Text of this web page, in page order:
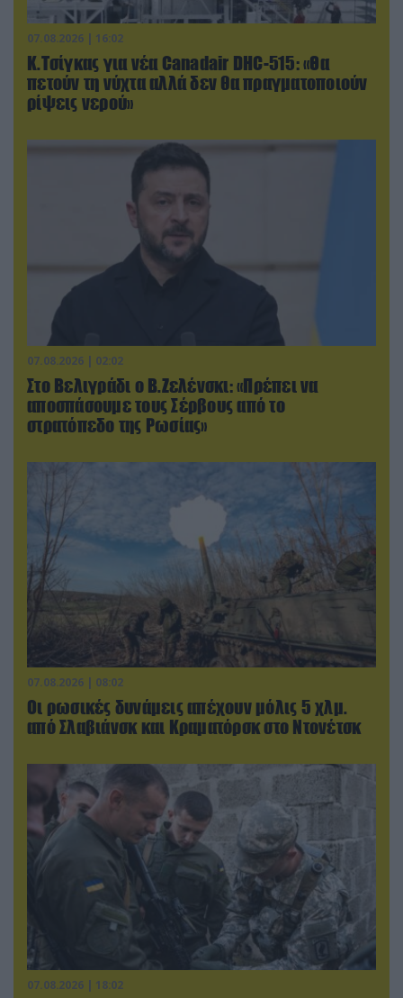
07.08.2026 | 16:02
Κ.Τσίγκας για νέα Canadair DHC-515: «Θα
πετούν τη νύχτα αλλά δεν θα πραγματοποιούν
ρίψεις νερού»
07.08.2026 | 02:02
Στο Βελιγράδι ο Β.Ζελένσκι: «Πρέπει να
αποσπάσουμε τους Σέρβους από το
στρατόπεδο της Ρωσίας»
07.08.2026 | 08:02
Οι ρωσικές δυνάμεις απέχουν μόλις 5 χλμ.
από Σλαβιάνσκ και Κραματόρσκ στο Ντονέτσκ
07.08.2026 | 18:02